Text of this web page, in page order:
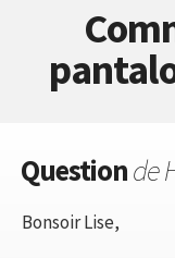
Questionde
Bonsoir Lise,